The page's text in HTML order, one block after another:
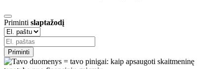
Priminti slaptažodį
Priminti